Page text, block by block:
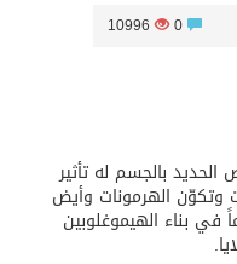
0
10996
بالجسم له تأثير
وتكوّن الهرمونات وأيض
في بناء الهيموغلوبين